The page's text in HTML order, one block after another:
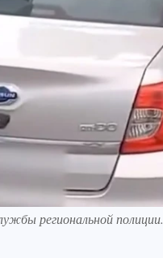
региональной полиции.